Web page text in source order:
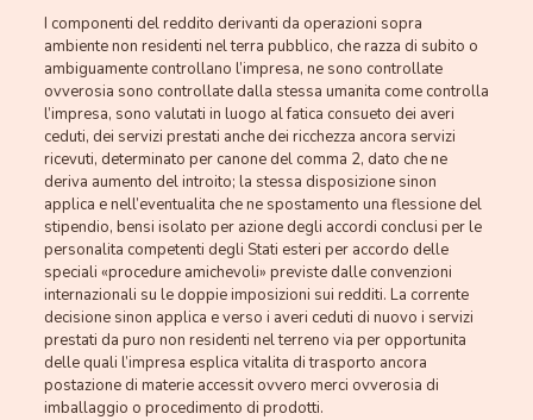
I componenti del reddito derivanti da operazioni sopra
ambiente non residenti nel terra pubblico, che razza di subito o
ambiguamente controllano l’impresa, ne sono controllate
ovverosia sono controllate dalla stessa umanita come controlla
l’impresa, sono valutati in luogo al fatica consueto dei averi
ceduti, dei servizi prestati anche dei ricchezza ancora servizi
ricevuti, determinato per canone del comma 2, dato che ne
deriva aumento del introito; la stessa disposizione sinon
applica e nell’eventualita che ne spostamento una flessione del
stipendio, bensi isolato per azione degli accordi conclusi per le
personalita competenti degli Stati esteri per accordo delle
speciali «procedure amichevoli» previste dalle convenzioni
internazionali su le doppie imposizioni sui redditi. La corrente
decisione sinon applica e verso i averi ceduti di nuovo i servizi
prestati da puro non residenti nel terreno via per opportunita
delle quali l’impresa esplica vitalita di trasporto ancora
postazione di materie accessit ovvero merci ovverosia di
imballaggio o procedimento di prodotti.